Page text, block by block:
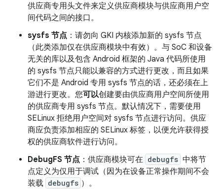
供应商专用头文件来定义供应商模块与供应商用户空
间代码之间的接口。
sysfs 节点 ：请勿向 GKI 内核添加新的 sysfs 节点
（此类添加仅在供应商模块中有效）。与 SoC 和设备
无关的库以及包含 Android 框架的 Java 代码所使用
的 sysfs 节点只能以兼容的方式进行更改，而且如果
它们不是 Android 专用 sysfs 节点的话，还必须在上
游进行更改。您可以创建要由供应商用户空间所使用
的供应商专用 sysfs 节点。默认情况下，需要使用
SELinux 拒绝用户空间对 sysfs 节点进行访问。供应
商应负责添加相应的 SELinux 标签，以便允许获得授
权的供应商软件进行访问。
DebugFS 节点 ：供应商模块可在 debugfs 中将节
点定义为仅用于调试（因为在设备正常操作期间不会
装载 debugfs ）。